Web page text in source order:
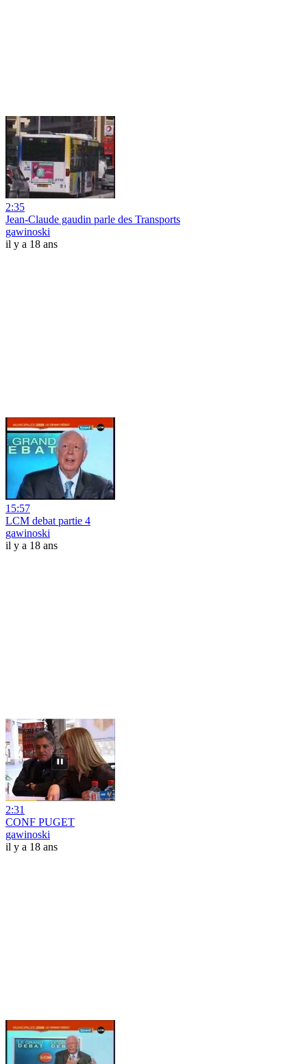
2:35
Jean-Claude gaudin parle des Transports
gawinoski
il y a 18 ans
15:57
LCM debat partie 4
gawinoski
il y a 18 ans
2:31
CONF PUGET
gawinoski
il y a 18 ans